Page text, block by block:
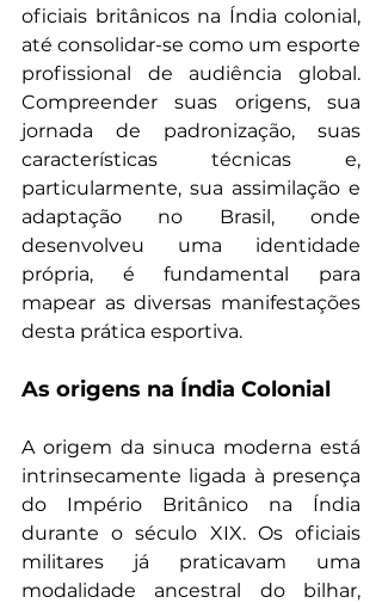
oficiais britânicos na Índia colonial,
até consolidar-se como um esporte
profissional de audiência global.
Compreender suas origens, sua
jornada de padronização, suas
características técnicas e,
particularmente, sua assimilação e
adaptação no Brasil, onde
desenvolveu uma identidade
própria, é fundamental para
mapear as diversas manifestações
desta prática esportiva.
As origens na Índia Colonial
A origem da sinuca moderna está
intrinsecamente ligada à presença
do Império Britânico na Índia
durante o século XIX. Os oficiais
militares já praticavam uma
modalidade ancestral do bilhar,